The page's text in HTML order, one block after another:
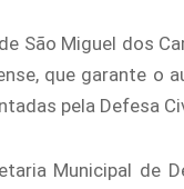
São Miguel dos
que garante o
pela Defesa
Municipal de